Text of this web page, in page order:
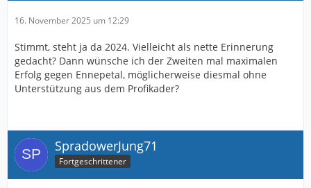
16. November 2025 um 12:29
Stimmt, steht ja da 2024. Vielleicht als nette Erinnerung
gedacht? Dann wünsche ich der Zweiten mal maximalen
Erfolg gegen Ennepetal, möglicherweise diesmal ohne
Unterstützung aus dem Profikader?
SpradowerJung71
Fortgeschrittener